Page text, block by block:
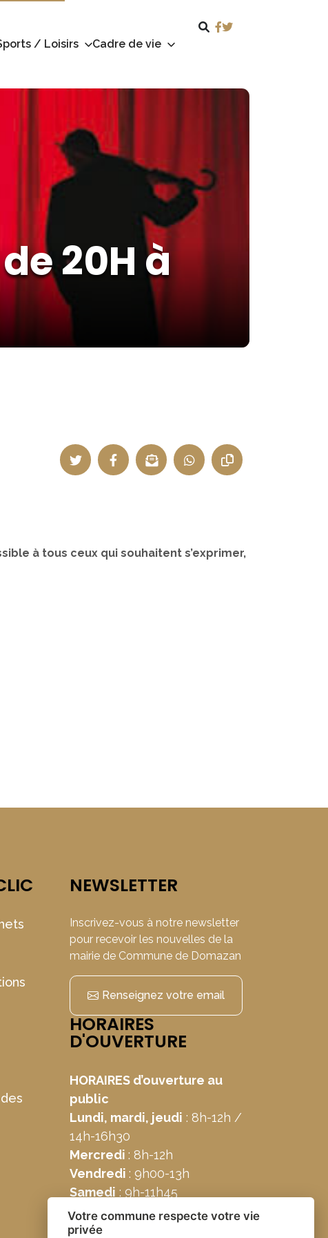
/ Loisirs
Cadre de vie
20H à
à tous ceux qui souhaitent s’exprimer,
NEWSLETTER
Inscrivez-vous à notre newsletter
pour recevoir les nouvelles de la
mairie de Commune de Domazan
Renseignez votre email
HORAIRES
D'OUVERTURE
HORAIRES d’ouverture au
public
Lundi, mardi, jeudi : 8h-12h /
14h-16h30
Mercredi : 8h-12h
Vendredi : 9h00-13h
Samedi : 9h-11h45
Votre commune respecte votre vie
privée